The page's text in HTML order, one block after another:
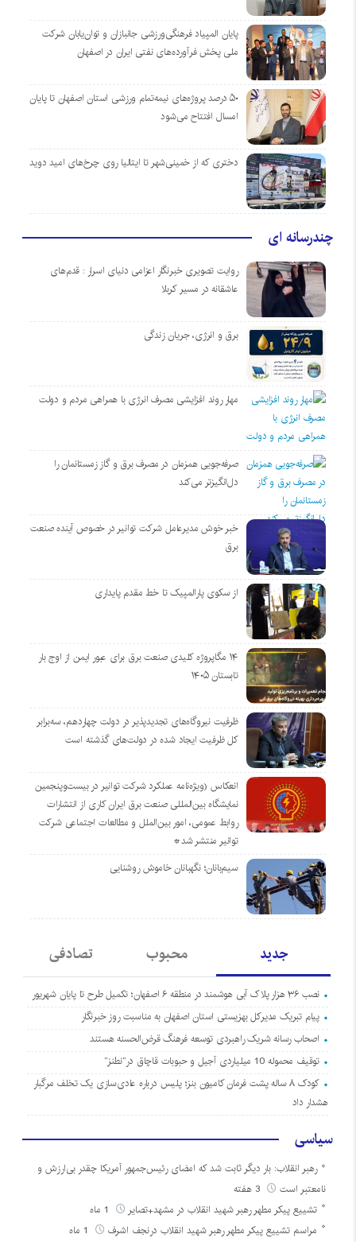
پایان المپیاد فرهنگی‌ورزشی جانبازان و توان‌یابان شرکت
ملی پخش فرآورده‌های نفتی ایران در اصفهان
۵۰ درصد پروژه‌های نیمه‌تمام ورزشی استان اصفهان تا پایان
امسال افتتاح می‌شود
دختری که از خمینی‌شهر تا ایتالیا روی چرخ‌های امید دوید
چندرسانه ای
روایت تصویری خبرنگار اعزامی دنیای اسرار : قدم‌های
عاشقانه در مسیر کربلا
برق و انرژی، جریان زندگی
مهار روند افزایشی مصرف انرژی با همراهی مردم و دولت
صرفه‌جویی همزمان در مصرف برق و گاز زمستانمان را
دل‌انگیزتر می‌کند
خبر خوش مدیرعامل شرکت توانیر در خصوص آینده صنعت
برق
از سکوی پارالمپیک تا خط مقدم پایداری
۱۴ مگاپروژه‌ کلیدی صنعت برق برای عبور ایمن از اوج بار
تابستان ۱۴۰۵
ظرفیت نیروگاه‌های تجدیدپذیر در دولت چهاردهم، سه‌برابر
کل ظرفیت ایجاد شده در دولت‌های گذشته است
انعکاس (ویژه‌نامه عملکرد شرکت توانیر در بیست‌وپنجمین
نمایشگاه بین‌المللی صنعت برق ایران کاری از انتشارات
روابط عمومی، امور بین‌الملل و مطالعات اجتماعی شرکت
توانیر منتشر شد*
سیم‌بانان؛ نگهبانان خاموش روشنایی
جدید محبوب تصادفی
نصب ۳۶ هزار پلاک آبی هوشمند در منطقه ۶ اصفهان؛ تکمیل طرح تا پایان شهریور
پیام تبریک مدیرکل بهزیستی استان اصفهان به مناسبت روز خبرنگار
اصحاب رسانه شریک راهبردی توسعه فرهنگ قرض‌الحسنه هستند
توقیف محموله 10 میلیاردی آجیل و حبوبات قاچاق در”نطنز”
کودک ۸ ساله پشت فرمان کامیون بنز؛ پلیس درباره عادی‌سازی یک تخلف مرگبار
هشدار داد
سیاسی
رهبر انقلاب: بار دیگر ثابت شد که امضای رئیس‌جمهور آمریکا چقدر بی‌ارزش و
نامعتبر است
3 هفته
تشییع پیکر مطهر رهبر شهید انقلاب در مشهد+تصایر
مراسم تشییع پیکر مطهر رهبر شهید انقلاب درنجف اشرف